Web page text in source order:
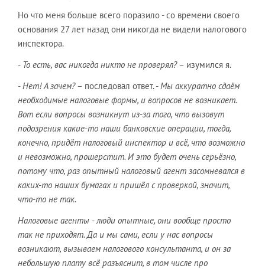
Но что меня больше всего поразило - со времени своего
основания 27 лет назад они никогда не видели налогового
инспектора.
- То есть, вас никогда никто не проверял?– изумился я.
- Нет! А зачем?– последовал ответ. -Мы аккуратно сдаём
необходимые налоговые формы, и вопросов не возникает.
Вот если вопросы возникнут из-за того, что вызовут
подозрения какие-то наши банковские операции, тогда,
конечно, придёт налоговый инспектор и всё, что возможно
и невозможно, прошерстит. И это будет очень серьёзно,
потому что, раз опытный налоговый агент засомневался в
каких-то наших бумагах и пришёл с проверкой, значит,
что-то не так.
Налоговые агенты - люди опытные, они вообще просто
так не приходят. Да и мы сами, если у нас вопросы
возникают, вызываем налогового консультанта, и он за
небольшую плату всё разъяснит, в том числе про